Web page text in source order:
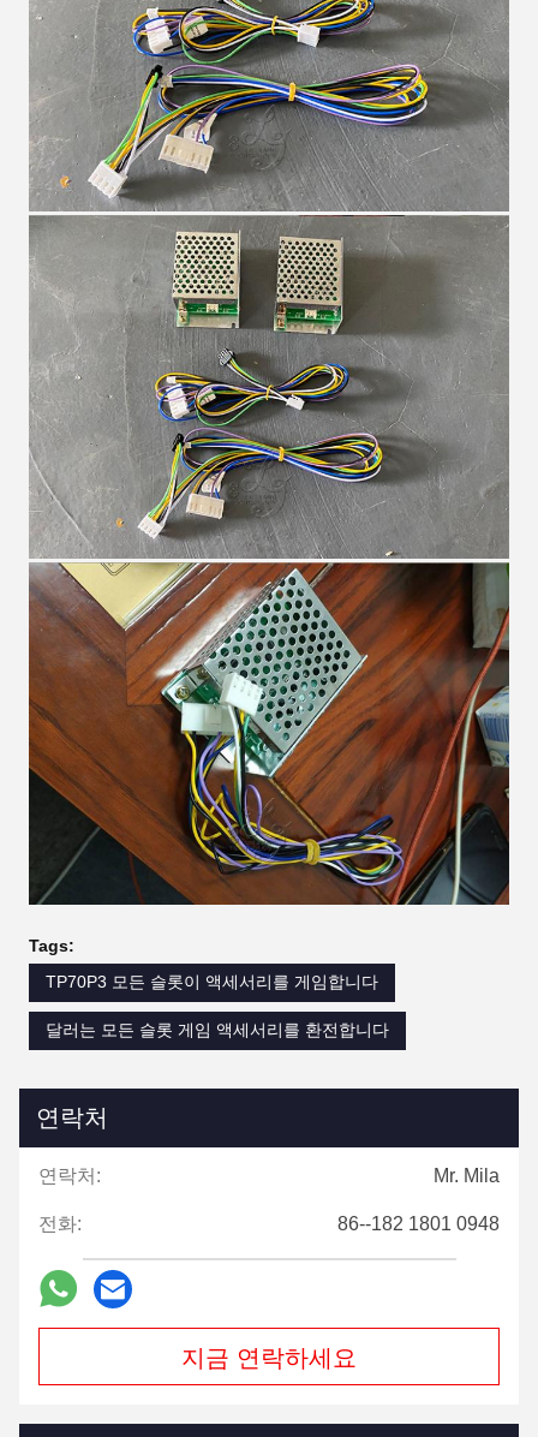
Tags:
TP70P3 모든 슬롯이 액세서리를 게임합니다
달러는 모든 슬롯 게임 액세서리를 환전합니다
연락처
연락처: Mr. Mila
전화: 86--182 1801 0948
지금 연락하세요